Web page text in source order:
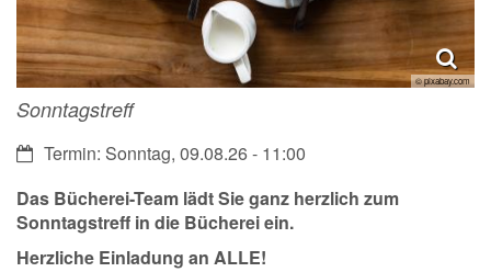
© pixabay.com
Sonntagstreff
Datum:Termin: Sonntag, 09.08.26 - 11:00
Das Bücherei-Team lädt Sie ganz herzlich zum
Sonntagstreff in die Büchereiein.
Herzliche Einladung an ALLE!